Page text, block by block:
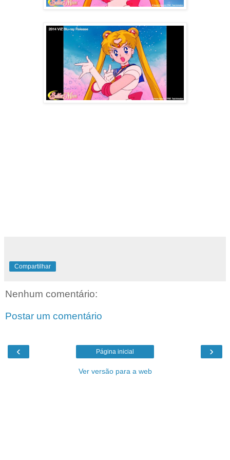
Compartilhar
Nenhum comentário:
Postar um comentário
‹ ›
Página inicial
Ver versão para a web